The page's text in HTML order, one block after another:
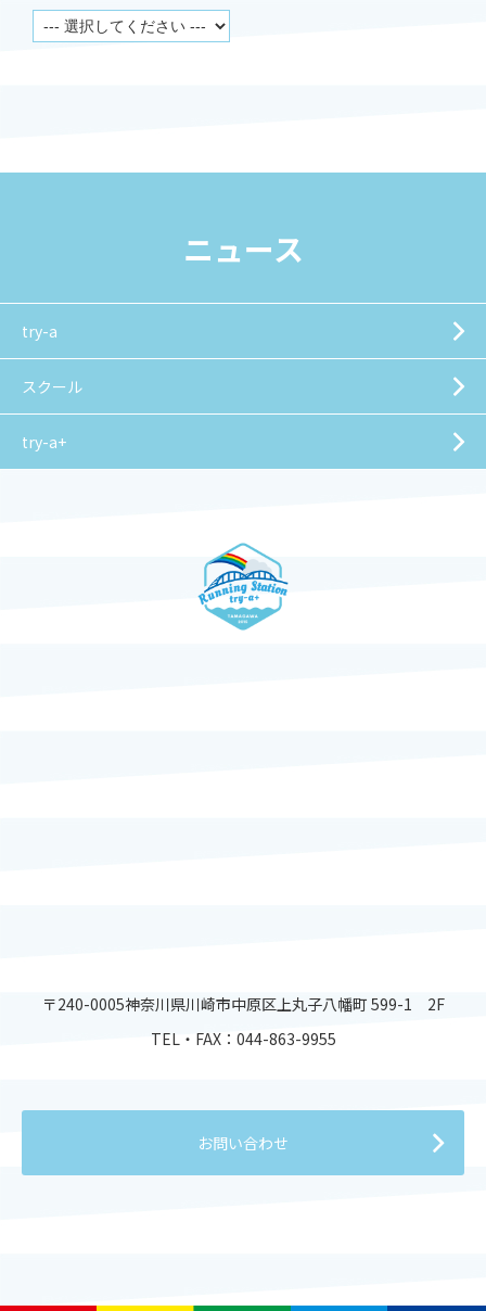
ニュース
try-a
スクール
try-a+
〒240-0005神奈川県川崎市中原区上丸子八幡町 599-1 2F
TEL・FAX： 044-863-9955
お問い合わせ